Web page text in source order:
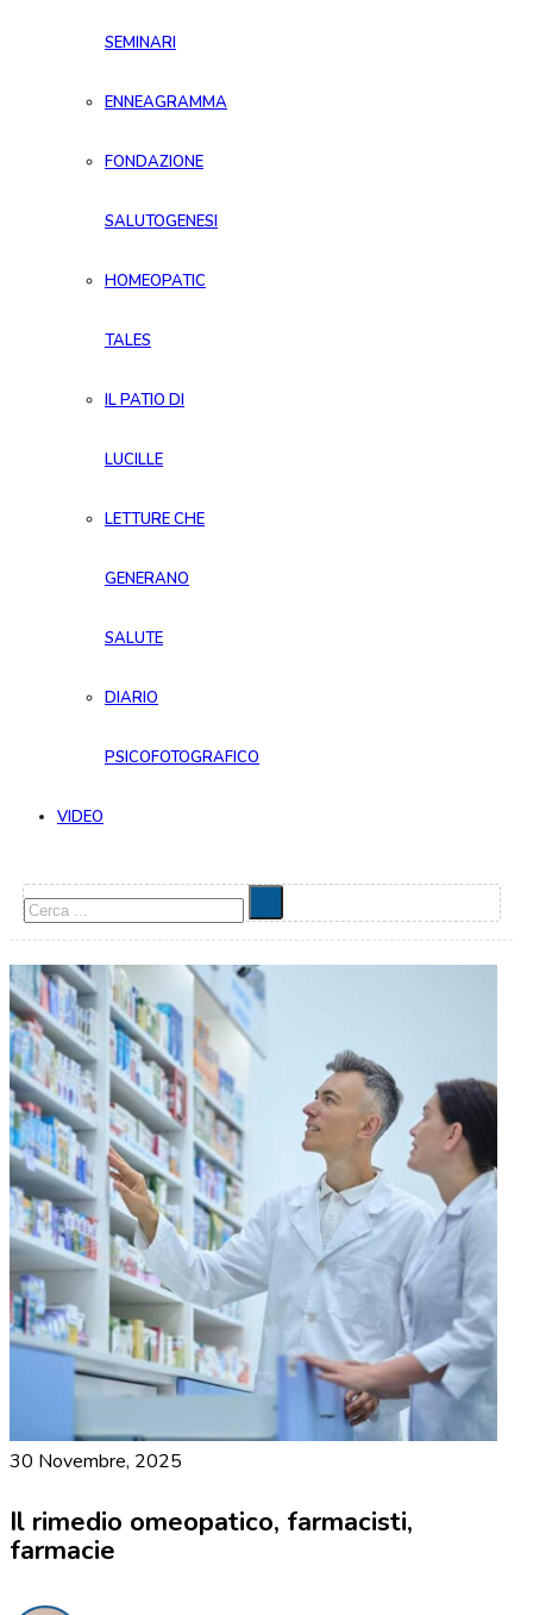
SEMINARI
ENNEAGRAMMA
FONDAZIONE
SALUTOGENESI
HOMEOPATIC
TALES
IL PATIO DI
LUCILLE
LETTURE CHE
GENERANO
SALUTE
DIARIO
PSICOFOTOGRAFICO
VIDEO
Cerca
30 Novembre, 2025
Il rimedio omeopatico, farmacisti,
farmacie